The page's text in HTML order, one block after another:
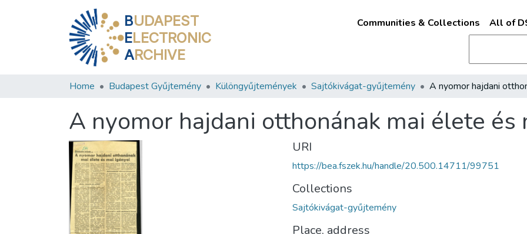
BUDAPEST
ELECTRONIC
ARCHIVE
Communities & Collections All of
Home Budapest Gyűjtemény Különgyűjtemények Sajtókivágat-gyűjtemény
A nyomor hajdani otthonának mai élete és
URI
https://bea.fszek.hu/handle/20.500.14711/99751
Collections
Sajtókivágat-gyűjtemény
Place, address